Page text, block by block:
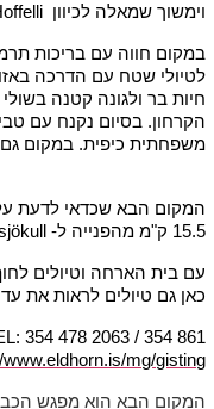
וימשוך שמאלה לכיוון GlacierWorld in Hoffelli .
במקום חווה עם בריכות
לטיולי שטח עם הדרכה
חיות בר ולגונה קטנה
הקרחון. בסיום נקנח עם
משפחתית כיפית. במקום
15.5 ק"מ מהפנייה ל- Hoffelsjökull.
עם בית הארחה וטיולים
כאן גם טיולים לראות את
354 478 2063 / 354 861
www.eldhorn.is/mg/gisting